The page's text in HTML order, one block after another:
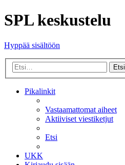
SPL keskustelu
Hyppää sisältöön
Etsi
Pikalinkit
Vastaamattomat aiheet
Aktiiviset viestiketjut
Etsi
UKK